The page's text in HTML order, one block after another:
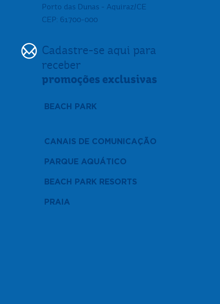
Porto das Dunas - Aquiraz/CE
CEP: 61700-000
Cadastre-se aqui para
receber
promoções exclusivas
BEACH PARK
CANAIS DE COMUNICAÇÃO
PARQUE AQUÁTICO
BEACH PARK RESORTS
PRAIA